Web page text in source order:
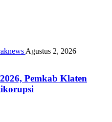
Agustus 2, 2026
Pemkab Klaten